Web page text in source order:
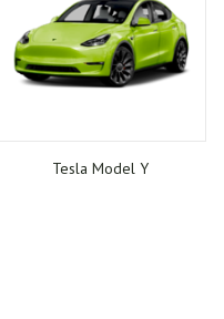
Tesla Model Y